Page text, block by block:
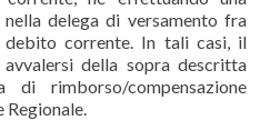
nella delega di versamento fra
debito corrente. In tali casi, il
della sopra descritta
rimborso/compensazione
Regionale.